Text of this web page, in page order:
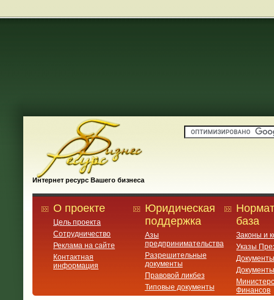
Интернет ресурс Вашего бизнеса
О проекте
Цель проекта
Сотрудничество
Реклама на сайте
Контактная
информация
Юридическая
поддержка
Азы
предпринимательства
Разрешительные
документы
Правовой ликбез
Типовые документы
база
Законы и
Указы
Финансов